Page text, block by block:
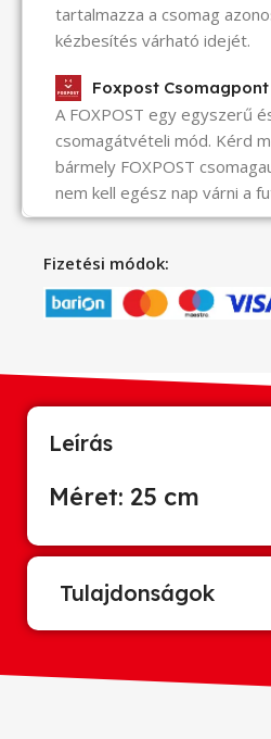
tartalmazza a csomag
kézbesítés várható idejét.
Foxpost Csomagpont
A FOXPOST egy egyszerű
csomagátvételi mód. Kérd
bármely FOXPOST
nem kell egész nap várni a
Fizetési módok:
Leírás
Méret: 25 cm
Tulajdonságok